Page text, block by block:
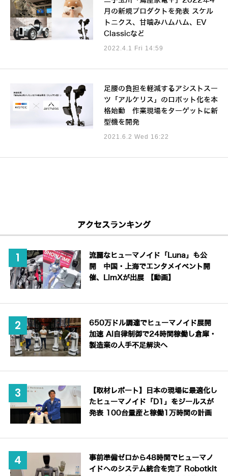
月の新規プロダクトを発表 スケル
トニクス、甘噛みハムハム、EV
Classicなど
2022.4.1 Fri 14:59
足腰の負担を軽減するアシストスー
ツ「アルケリス」のロボット化を本
格始動 作業現場をターゲットに新
型機を開発
2021.6.2 Wed 16:22
アクセスランキング
流麗なヒューマノイド「Luna」も公
開 中国・上海でエンタメイベント開
催、LimXが出展 【動画】
650万ドル調達でヒューマノイド展開
加速 AI自律制御で24時間稼働し倉庫・
製造業の人手不足解決へ
【取材レポート】日本の現場に最適化し
たヒューマノイド「D1」をジールスが
発表 100台量産と稼働1万時間の計画
事前準備ゼロから48時間でヒューマノ
イドへのシステム統合を完了 Robotkit